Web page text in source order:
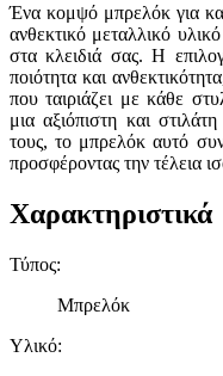
Ένα κομψό μπρελόκ για
ανθεκτικό μεταλλικό
στα κλειδιά σας. Η
ποιότητα και
που ταιριάζει με κάθε
μια αξιόπιστη και
τους, το μπρελόκ αυτό
προσφέροντας την τέλεια
Χαρακτηριστικά
Τύπος:
Μπρελόκ
Υλικό: